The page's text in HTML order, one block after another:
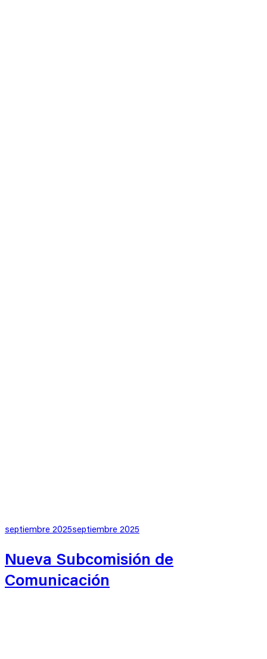
Publicado
septiembre 2025septiembre 2025
Nueva Subcomisión de
Comunicación